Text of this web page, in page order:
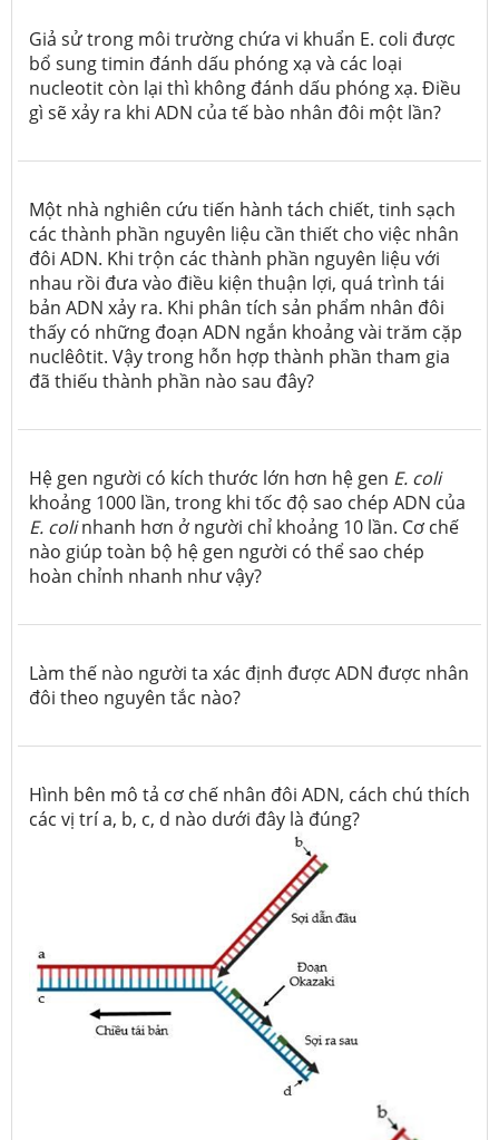
Giả sử trong môi trường chứa vi khuẩn E. coli được
bổ sung timin đánh dấu phóng xạ và các loại
nucleotit còn lại thì không đánh dấu phóng xạ. Điều
gì sẽ xảy ra khi ADN của tế bào nhân đôi một lần?
Một nhà nghiên cứu tiến hành tách chiết, tinh sạch
các thành phần nguyên liệu cần thiết cho việc nhân
đôi ADN. Khi trộn các thành phần nguyên liệu với
nhau rồi đưa vào điều kiện thuận lợi, quá trình tái
bản ADN xảy ra. Khi phân tích sản phẩm nhân đôi
thấy có những đoạn ADN ngắn khoảng vài trăm cặp
nuclêôtit. Vậy trong hỗn hợp thành phần tham gia
đã thiếu thành phần nào sau đây?
Hệ gen người có kích thước lớn hơn hệ gen E. coli
khoảng 1000 lần, trong khi tốc độ sao chép ADN của
E. colinhanh hơn ở người chỉ khoảng 10 lần. Cơ chế
nào giúp toàn bộ hệ gen người có thể sao chép
hoàn chỉnh nhanh như vậy?
Làm thế nào người ta xác định được ADN được nhân
đôi theo nguyên tắc nào?
Hình bên mô tả cơ chế nhân đôi ADN, cách chú thích
các vị trí a, b, c, d nào dưới đây là đúng?